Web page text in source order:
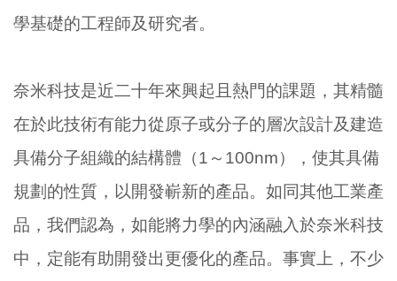
學基礎的工程師及研究者。
奈米科技是近二十年來興起且熱門的課題，其精髓
在於此技術有能力從原子或分子的層次設計及建造
具備分子組織的結構體（1～100nm），使其具備
規劃的性質，以開發嶄新的產品。如同其他工業產
品，我們認為，如能將力學的內涵融入於奈米科技
中，定能有助開發出更優化的產品。事實上，不少